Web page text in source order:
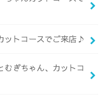
ットコースでご来店♪
むぎちゃん、カットコ